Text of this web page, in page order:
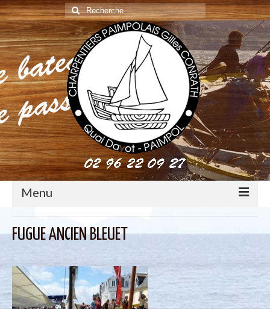
Rechercher
:
Menu
construction : le métier de charpentier de marine
Restauration de bateaux bois
Nous contacter
Actualités
FUGUE ANCIEN BLEUET